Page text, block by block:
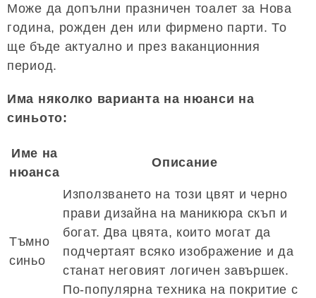
Може да допълни празничен тоалет за Нова
година, рожден ден или фирмено парти. То
ще бъде актуално и през ваканционния
период.
Има няколко варианта на нюанси на
синьото:
Име на
нюанса
Описание
Тъмно
синьо
Използването на този цвят и черно
прави дизайна на маникюра скъп и
богат. Два цвята, които могат да
подчертаят всяко изображение и да
станат неговият логичен завършек.
По-популярна техника на покритие с